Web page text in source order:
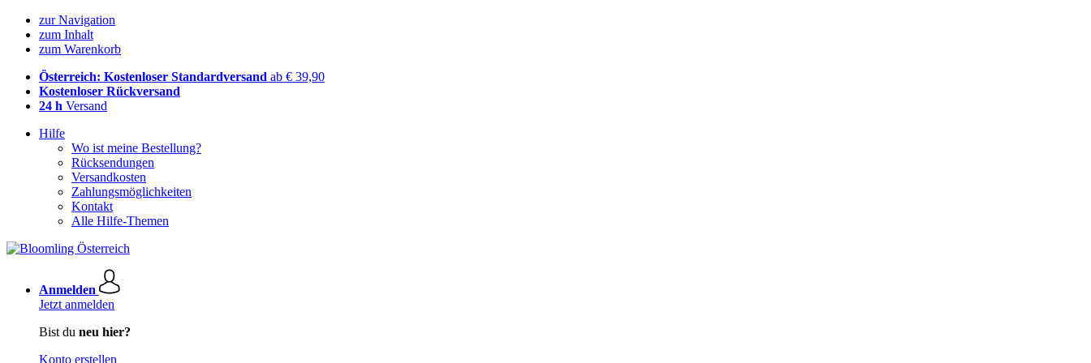
zur Navigation
zum Inhalt
zum Warenkorb
Österreich: Kostenloser Standardversand ab € 39,90
Kostenloser Rückversand
24 h Versand
Hilfe
Wo ist meine Bestellung?
Rücksendungen
Versandkosten
Zahlungsmöglichkeiten
Kontakt
Alle Hilfe-Themen
Anmelden
Jetzt anmelden
Bist du neu hier?
Konto erstellen